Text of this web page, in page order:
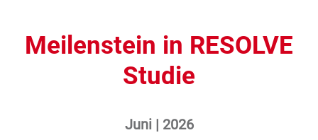
Meilenstein in RESOLVE
Studie
Juni | 2026